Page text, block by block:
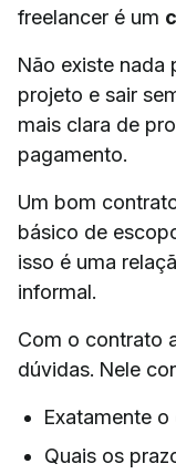
freelancer é um
Não existe nada
projeto e sair
mais clara de
pagamento.
Um bom
básico de
isso é uma
informal.
Com o contrato
dúvidas. Nele
Exatamente
Quais os